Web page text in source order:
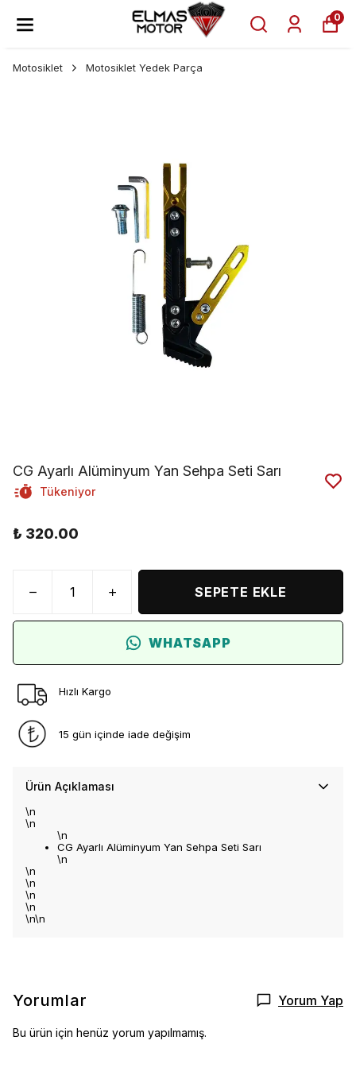
0
Motosiklet Motosiklet Yedek Parça
CG Ayarlı Alüminyum Yan Sehpa Seti Sarı
Tükeniyor
₺ 320.00
SEPETE EKLE
WHATSAPP
Hızlı Kargo
15 gün içinde iade değişim
Ürün Açıklaması
\n
\n
\n
CG Ayarlı Alüminyum Yan Sehpa Seti Sarı
\n
\n
\n
\n
\n
\n\n
Yorumlar Yorum Yap
Bu ürün için henüz yorum yapılmamış.